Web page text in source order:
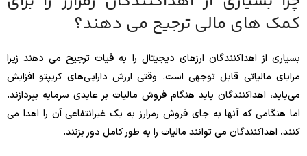
کمک های مالی ترجیح می دهند؟
بسیاری از اهداکنندگان ارزهای دیجیتال را به فیات ترجیح می دهند زیرا
مزایای مالیاتی قابل توجهی است. وقتی ارزش دارایی‌های کریپتو افزایش
می‌یابد، اهداکنندگان باید هنگام فروش مالیات بر عایدی سرمایه بپردازند.
اما هنگامی که آنها به جای فروش رمزارز به یک غیرانتفاعی آن را اهدا می
کنند، اهداکنندگان می توانند مالیات را به طور کامل دور بزنند.